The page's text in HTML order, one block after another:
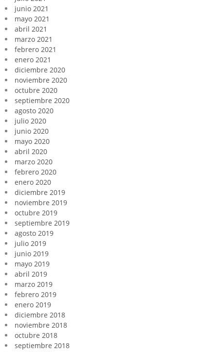
junio 2021
mayo 2021
abril 2021
marzo 2021
febrero 2021
enero 2021
diciembre 2020
noviembre 2020
octubre 2020
septiembre 2020
agosto 2020
julio 2020
junio 2020
mayo 2020
abril 2020
marzo 2020
febrero 2020
enero 2020
diciembre 2019
noviembre 2019
octubre 2019
septiembre 2019
agosto 2019
julio 2019
junio 2019
mayo 2019
abril 2019
marzo 2019
febrero 2019
enero 2019
diciembre 2018
noviembre 2018
octubre 2018
septiembre 2018